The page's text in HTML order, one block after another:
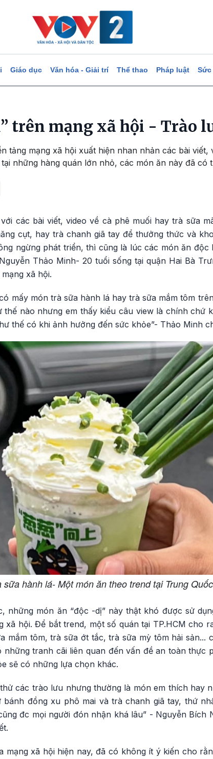
Giáo dục Văn hóa - Giải trí Thể thao Pháp luật Sức
trên mạng xã hội - Trào
tảng mạng xã hội xuất hiện nhan nhản các bài viết,
những hàng quán lớn nhỏ, các món ăn này đã có
các bài viết, video về cà phê muối hay trà sữa
cụt, hay trà chanh giã tay để thưởng thức và
ngừng phát triển, thì cũng là lúc các món ăn
Thảo Minh- 20 tuổi sống tại quận Hai Bà
xã hội.
mấy món trà sữa hành lá hay trà sữa mắm tôm
nào nhưng em thấy kiểu câu view là chính chứ
thế có khi ảnh hưởng đến sức khỏe”- Thảo Minh
sữa hành lá- Một món ăn theo trend tại Trung Quốc
những món ăn “độc -dị” này thật khó được sử
xã hội. Để bắt trend, một số quán tại TP.HCM cho
mắm tôm, trà sữa ớt tắc, trà sữa mỳ tôm hải sản...
những tranh cãi liên quan đến vấn đề an toàn thực
sẽ có những lựa chọn khác.
các trào lưu nhưng thường là món em thích hay
đồng xu phô mai và trà chanh giã tay, thứ
đc mọi người đón nhận khá lâu” - Nguyễn Bích
mạng xã hội hiện nay, đã có không ít ý kiến cho